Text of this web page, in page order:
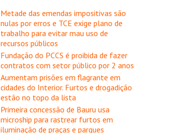
Metade das emendas impositivas são
nulas por erros e TCE exige plano de
trabalho para evitar mau uso de
recursos públicos
Fundação do PCCS é proibida de fazer
contratos com setor público por 2 anos
Aumentam prisões em flagrante em
cidades do Interior. Furtos e drogadição
estão no topo da lista
Primeira concessão de Bauru usa
microship para rastrear furtos em
iluminação de praças e parques